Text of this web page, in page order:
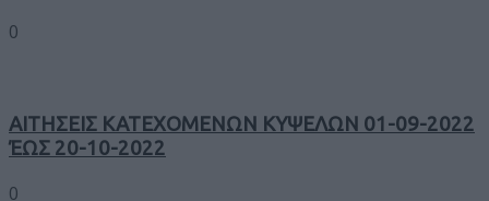
0
ΑΙΤΗΣΕΙΣ ΚΑΤΕΧΟΜΕΝΩΝ ΚΥΨΕΛΩΝ 01-09-2022
ΈΩΣ 20-10-2022
0